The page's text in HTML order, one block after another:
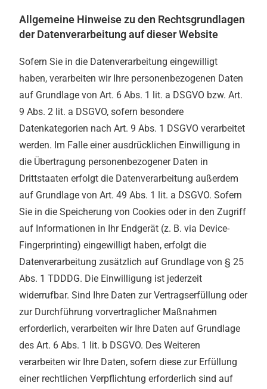
Allgemeine Hinweise zu den Rechtsgrundlagen
der Datenverarbeitung auf dieser Website
Sofern Sie in die Datenverarbeitung eingewilligt
haben, verarbeiten wir Ihre personenbezogenen Daten
auf Grundlage von Art. 6 Abs. 1 lit. a DSGVO bzw. Art.
9 Abs. 2 lit. a DSGVO, sofern besondere
Datenkategorien nach Art. 9 Abs. 1 DSGVO verarbeitet
werden. Im Falle einer ausdrücklichen Einwilligung in
die Übertragung personenbezogener Daten in
Drittstaaten erfolgt die Datenverarbeitung außerdem
auf Grundlage von Art. 49 Abs. 1 lit. a DSGVO. Sofern
Sie in die Speicherung von Cookies oder in den Zugriff
auf Informationen in Ihr Endgerät (z. B. via Device-
Fingerprinting) eingewilligt haben, erfolgt die
Datenverarbeitung zusätzlich auf Grundlage von § 25
Abs. 1 TDDDG. Die Einwilligung ist jederzeit
widerrufbar. Sind Ihre Daten zur Vertragserfüllung oder
zur Durchführung vorvertraglicher Maßnahmen
erforderlich, verarbeiten wir Ihre Daten auf Grundlage
des Art. 6 Abs. 1 lit. b DSGVO. Des Weiteren
verarbeiten wir Ihre Daten, sofern diese zur Erfüllung
einer rechtlichen Verpflichtung erforderlich sind auf